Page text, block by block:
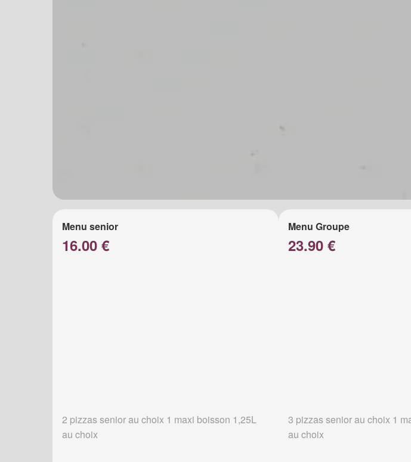
Menu senior
16.00 €
2 pizzas senior au choix 1 maxi boisson 1,25L
au choix
Menu Groupe
23.90 €
3 pizzas senior au choix 1
au choix